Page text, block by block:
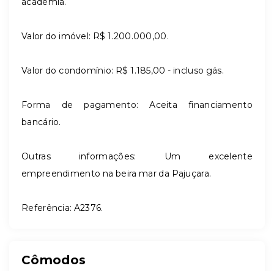
Valor do imóvel: R$ 1.200.000,00.
Valor do condomínio: R$ 1.185,00 - incluso gás.
Forma de pagamento: Aceita financiamento
bancário.
Outras informações: Um excelente
empreendimento na beira mar da Pajuçara.
Referência: A2376.
Cômodos